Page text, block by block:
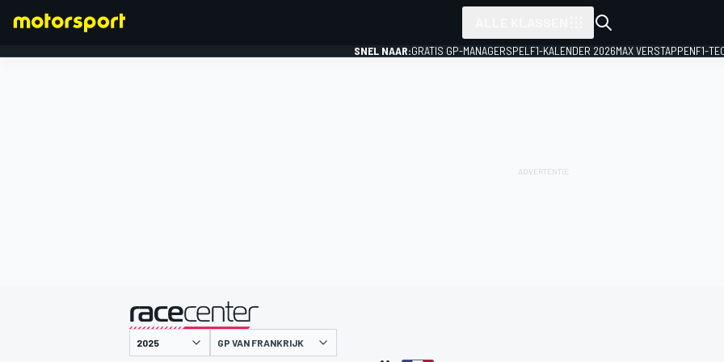
SNEL NAAR:GRATIS GP-MANAGERSPEL F1-KALENDER 2026MAX VERSTAPPENF1-
gepresenteerd door
GP VAN FRANKRIJK